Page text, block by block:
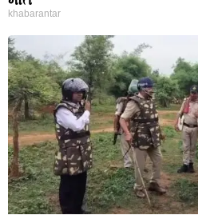
khabarantar